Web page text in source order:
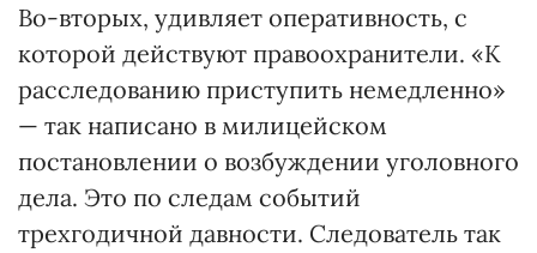
Во-вторых, удивляет оперативность, с
которой действуют правоохранители. «К
расследованию приступить немедленно»
— так написано в милицейском
постановлении о возбуждении уголовного
дела. Это по следам событий
трехгодичной давности. Следователь так